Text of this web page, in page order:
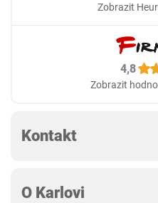
Zobrazit
4,8
Zobrazit
Kontakt
O Karlovi